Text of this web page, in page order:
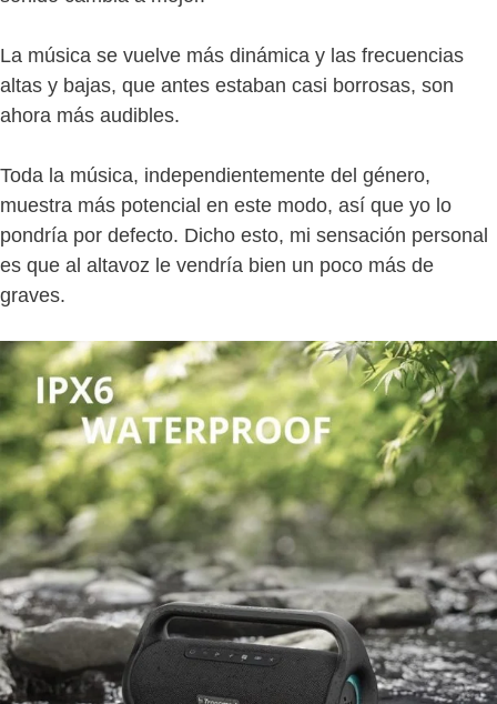
La música se vuelve más dinámica y las frecuencias
altas y bajas, que antes estaban casi borrosas, son
ahora más audibles.
Toda la música, independientemente del género,
muestra más potencial en este modo, así que yo lo
pondría por defecto. Dicho esto, mi sensación personal
es que al altavoz le vendría bien un poco más de
graves.